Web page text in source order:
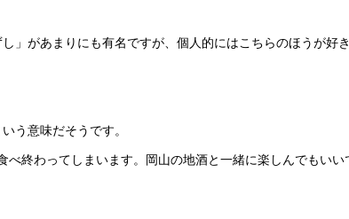
」があまりにも有名ですが、個人的にはこちらのほうが好
う意味だそうです。
終わってしまいます。岡山の地酒と一緒に楽しんでもいい